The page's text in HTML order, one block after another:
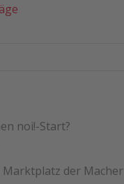
noi!-Start?
Marktplatz der Macher